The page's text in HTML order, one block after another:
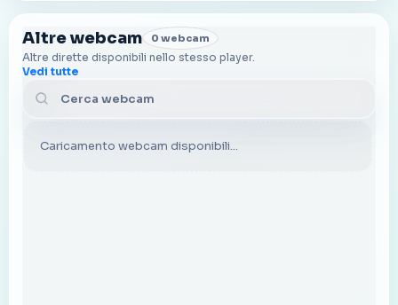
Altre webcam 0 webcam
Altre dirette disponibili nello stesso player.
Vedi tutte
Caricamento webcam disponibili...